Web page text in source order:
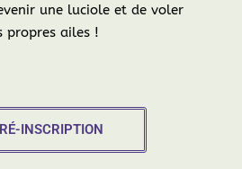
une luciole et de voler
propres ailes !
INSCRIPTION